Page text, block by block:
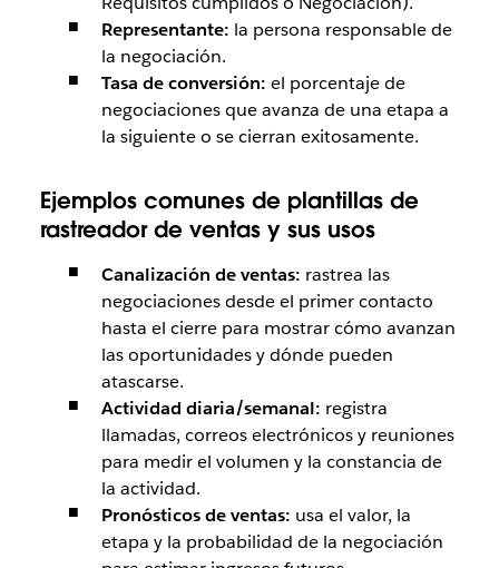
Representante: la persona responsable de
la negociación.
Tasa de conversión: el porcentaje de
negociaciones que avanza de una etapa a
la siguiente o se cierran exitosamente.
Ejemplos comunes de plantillas de
rastreador de ventas y sus usos
Canalización de ventas: rastrea las
negociaciones desde el primer contacto
hasta el cierre para mostrar cómo avanzan
las oportunidades y dónde pueden
atascarse.
Actividad diaria/semanal: registra
llamadas, correos electrónicos y reuniones
para medir el volumen y la constancia de
la actividad.
Pronósticos de ventas: usa el valor, la
etapa y la probabilidad de la negociación